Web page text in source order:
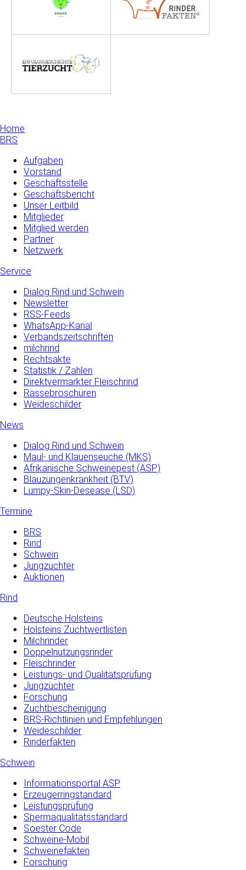
Home
BRS
Aufgaben
Vorstand
Geschäftsstelle
Geschäftsbericht
Unser Leitbild
Mitglieder
Mitglied werden
Partner
Netzwerk
Service
Dialog Rind und Schwein
Newsletter
RSS-Feeds
WhatsApp-Kanal
Verbandszeitschriften
milchrind
Rechtsakte
Statistik / Zahlen
Direktvermarkter Fleischrind
Rassebroschüren
Weideschilder
News
Dialog Rind und Schwein
Maul- und­ Klauenseuche­ (MKS)
Afrikanische Schweinepest (ASP)
Blauzungenkrankheit (BTV)
Lumpy-Skin-Desease (LSD)
Termine
BRS
Rind
Schwein
Jungzüchter
Auktionen
Rind
Deutsche Holsteins
Holsteins Zuchtwertlisten
Milchrinder
Doppelnutzungsrinder
Fleischrinder
Leistungs- und Qualitätsprüfung
Jungzüchter
Forschung
Zuchtbescheinigung
BRS-Richtlinien und Empfehlungen
Weideschilder
Rinderfakten
Schwein
Informationsportal ASP
Erzeugerringstandard
Leistungsprüfung
Spermaqualitätsstandard
Soester Code
Schweine-Mobil
Schweinefakten
Forschung